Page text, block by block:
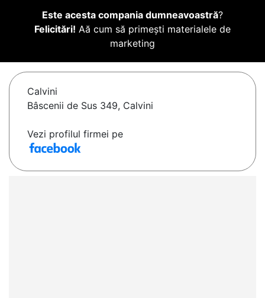
Este acesta compania dumneavoastră?
Felicitări! Aă cum să primești materialele de
marketing
Calvini
Bâscenii de Sus 349, Calvini
Vezi profilul firmei pe